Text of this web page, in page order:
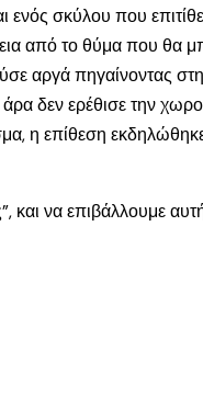
σκύλου που
από το θύμα που
αργά πηγαίνοντας
δεν ερέθισε την
η επίθεση
και να επιβάλλουμε